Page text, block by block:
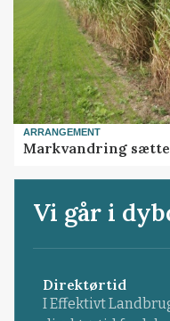
ARRANGEMENT
Markvandring
Vi går i
Direktørtid
I Effektivt